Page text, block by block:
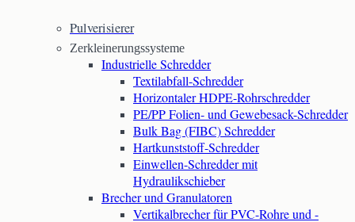
Pulverisierer
Zerkleinerungssysteme
Industrielle Schredder
Textilabfall-Schredder
Horizontaler HDPE-Rohrschredder
PE/PP Folien- und Gewebesack-Schredder
Bulk Bag (FIBC) Schredder
Hartkunststoff-Schredder
Einwellen-Schredder mit
Hydraulikschieber
Brecher und Granulatoren
Vertikalbrecher für PVC-Rohre und -